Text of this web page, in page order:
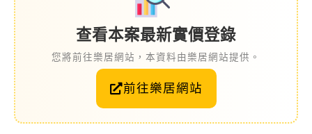
查看本案最新實價登錄
您將前往樂居網站，本資料由樂居網站提供。
前往樂居網站